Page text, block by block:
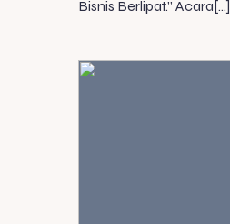
Bisnis Berlipat.” Acara[…]